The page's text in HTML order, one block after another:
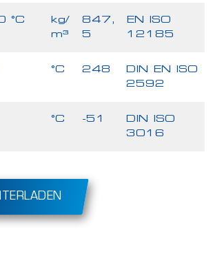
°C
kg/
m³
847,
5
EN ISO
12185
°C 248
DIN EN ISO
2592
°C -51
DIN ISO
3016